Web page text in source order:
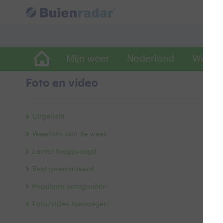
Mijn weer Nederland
Foto en video
Uitgelicht
Weerfoto van de week
Laatst toegevoegd
Best gewaardeerd
Populaire categorieën
Foto/video toevoegen